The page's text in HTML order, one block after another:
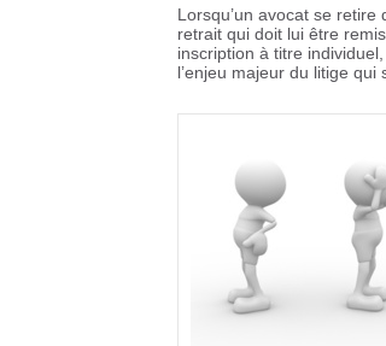
Lorsqu’un avocat se retire
retrait qui doit lui être
inscription à titre
l’enjeu majeur du litige qui